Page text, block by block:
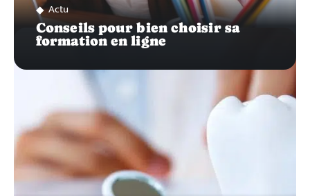
Actu
Conseils pour bien choisir sa
formation en ligne